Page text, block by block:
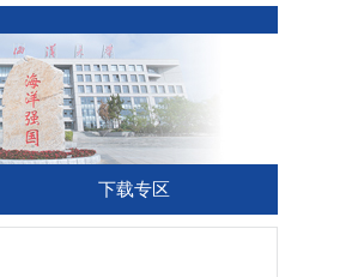
下载专区